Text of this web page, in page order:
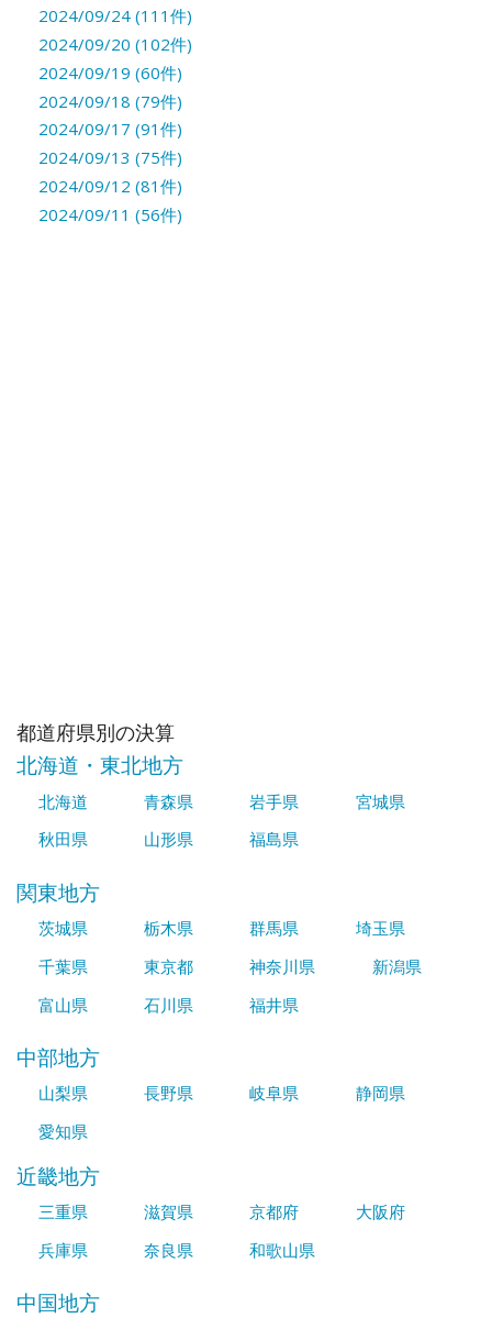
2024/09/24 (111件)
2024/09/20 (102件)
2024/09/19 (60件)
2024/09/18 (79件)
2024/09/17 (91件)
2024/09/13 (75件)
2024/09/12 (81件)
2024/09/11 (56件)
都道府県別の決算
北海道・東北地方
北海道 青森県 岩手県
宮城県
秋田県
山形県 福島県
関東地方
茨城県 栃木県 群馬県
埼玉県
千葉県
東京都 神奈川県
新潟県
富山県
石川県 福井県
中部地方
山梨県 長野県 岐阜県
静岡県
愛知県
近畿地方
三重県 滋賀県 京都府
大阪府
兵庫県
奈良県 和歌山県
中国地方